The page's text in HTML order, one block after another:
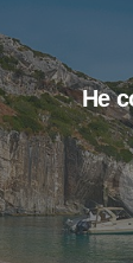
Не